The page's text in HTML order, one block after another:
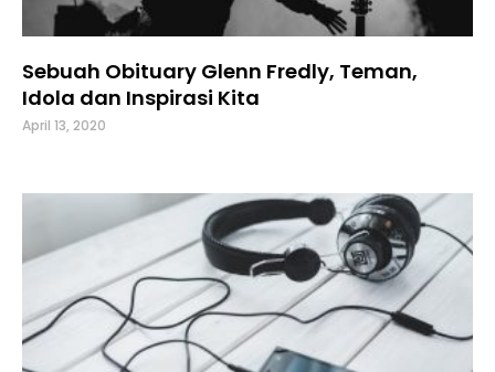
Sebuah Obituary Glenn Fredly, Teman,
Idola dan Inspirasi Kita
April 13, 2020